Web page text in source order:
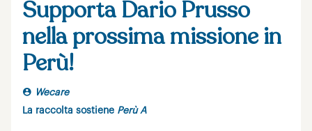
Supporta Dario Prusso
nella prossima missione in
Perù!
Wecare
La raccolta sostiene Perù A